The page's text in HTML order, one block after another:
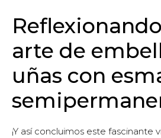
arte de
uñas con
¡Y así concluimos este fascinante